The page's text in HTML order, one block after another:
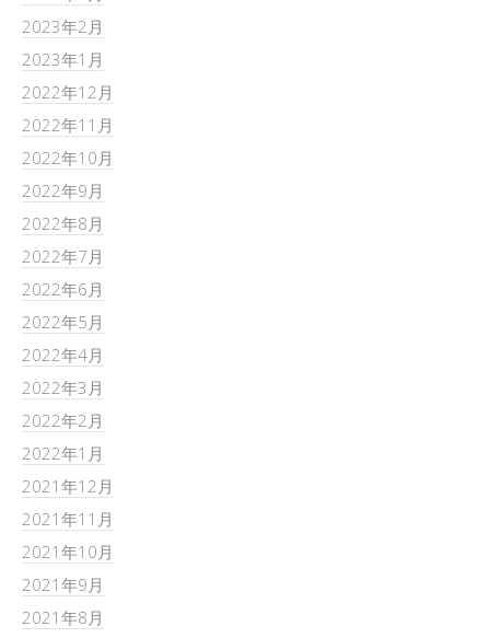
2023年2月
2023年1月
2022年12月
2022年11月
2022年10月
2022年9月
2022年8月
2022年7月
2022年6月
2022年5月
2022年4月
2022年3月
2022年2月
2022年1月
2021年12月
2021年11月
2021年10月
2021年9月
2021年8月